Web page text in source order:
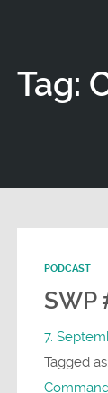
Tag:
PODCAST
SWP
7.
Tagged as: